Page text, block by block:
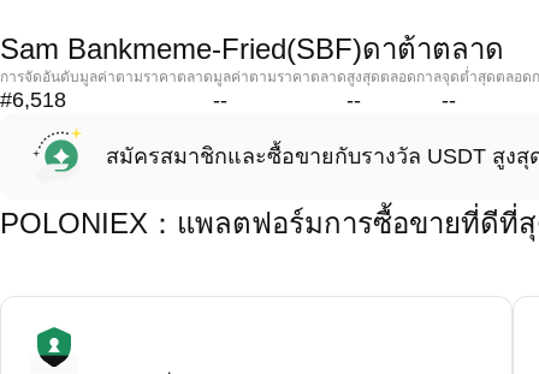
Sam Bankmeme-Fried(SBF)ดาต้าตลาด
การจัดอันดับมูลค่าตามราคาตลาด
#6,518
มูลค่าตามราคาตลาด
--
สูงสุดตลอดกาล
--
จุดต่ำสุดตลอด
--
สมัครสมาชิกและซื้อขายกับรางวัล USDT สูงสุ
POLONIEX：แพลตฟอร์มการซื้อขายที่ดีที่สุ